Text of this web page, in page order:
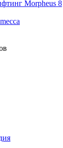
Morpheus 8